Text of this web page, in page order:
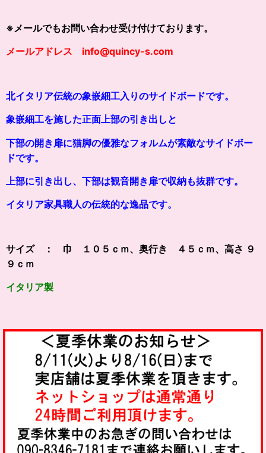
※メールでもお問い合わせ受け付けております。
メールアドレス info@quincy-s.com
北イタリア伝統の象嵌細工入りのサイドボードです。
象嵌細工を施した正面上部の引き出しと
下部の開き 扉に猫脚の優雅なフォルムが素敵なサイドボー
ドです。
上部に引き出し、下部は観音開き扉で収納も抜群です。
イタリア家具職人の伝統的な逸品です。
サイズ ： 巾 １０５ｃｍ、奥行き ４５ｃｍ、高さ ９
９ｃｍ
イタリア製